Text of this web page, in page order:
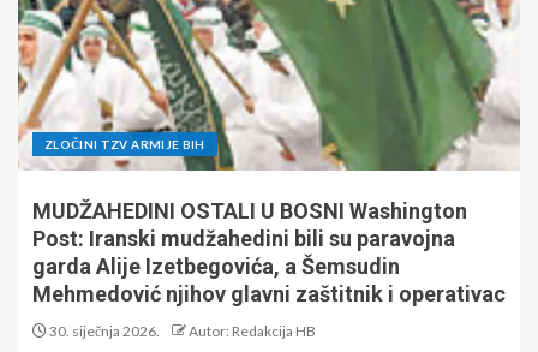
ZLOČINI TZV ARMIJE BIH
MUDŽAHEDINI OSTALI U BOSNI Washington
Post: Iranski mudžahedini bili su paravojna
garda Alije Izetbegovića, a Šemsudin
Mehmedović njihov glavni zaštitnik i operativac
30. siječnja 2026. Autor: Redakcija HB